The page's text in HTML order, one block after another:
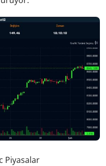
Piyasalar